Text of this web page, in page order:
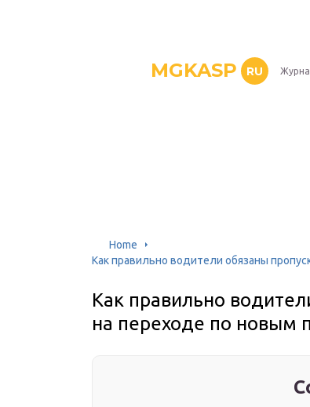
MGKASP RU
Home
Как правильно водители обязаны
Как правильно
на переходе по новым